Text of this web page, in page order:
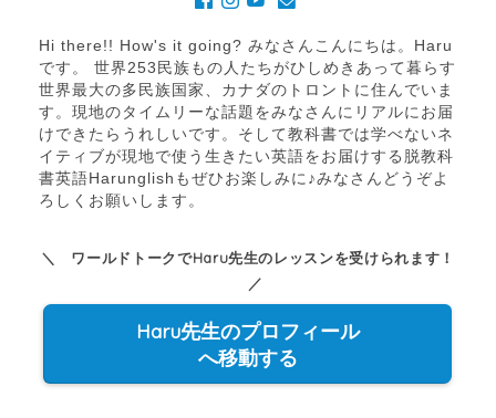
Hi there!! How's it going? みなさんこんにちは。Haru
です。 世界253民族もの人たちがひしめきあって暮らす
世界最大の多民族国家、カナダのトロントに住んでいま
す。現地のタイムリーな話題をみなさんにリアルにお届
けできたらうれしいです。そして教科書では学べないネ
イティブが現地で使う生きたい英語をお届けする脱教科
書英語Harunglishもぜひお楽しみに♪みなさんどうぞよ
ろしくお願いします。
＼ ワールドトークでHaru先生のレッスンを受けられます！
／
Haru先生のプロフィール
へ移動する